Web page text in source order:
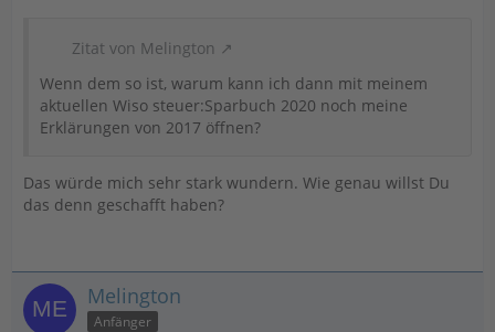
Zitat von Melington
Wenn dem so ist, warum kann ich dann mit meinem
aktuellen Wiso steuer:Sparbuch 2020 noch meine
Erklärungen von 2017 öffnen?
Das würde mich sehr stark wundern. Wie genau willst Du
das denn geschafft haben?
Melington
Anfänger